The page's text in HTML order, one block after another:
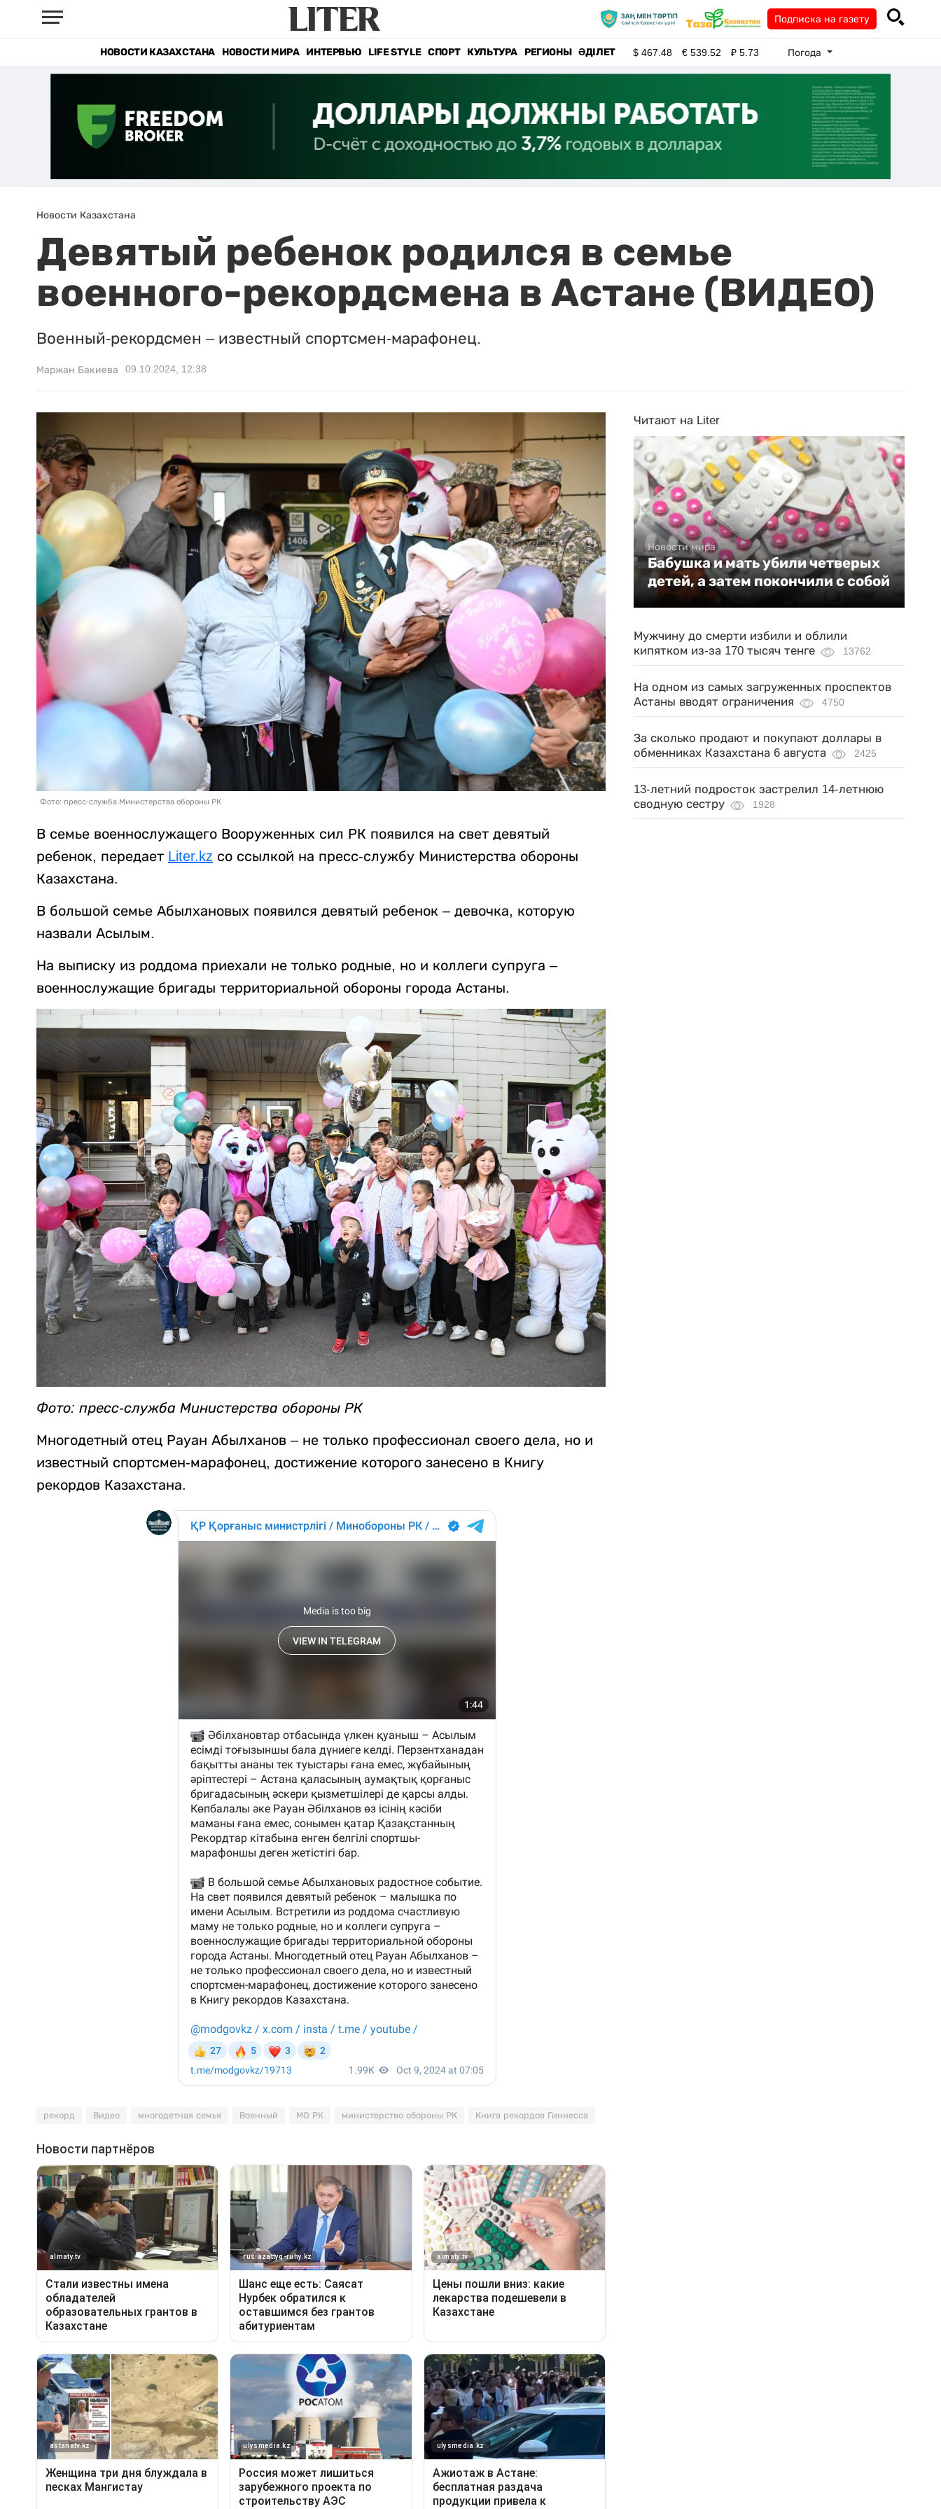
Подписка на газету
НОВОСТИ КАЗАХСТАНА НОВОСТИ МИРА ИНТЕРВЬЮ LIFE STYLE СПОРТ КУЛЬТУРА РЕГИОНЫ ӘДІЛЕТ $467.48 €539.52 ₽5.73 Погода
Новости Казахстана
Девятый ребенок родился в семье
военного-рекордсмена в Астане (ВИДЕО)
Военный-рекордсмен – известный спортсмен-марафонец.
Маржан Бакиева 09.10.2024, 12:38
Фото: пресс-служба Министерства обороны РК
В семье военнослужащего Вооруженных сил РК появился на свет девятый
ребенок, передает Liter.kz со ссылкой на пресс-службу Министерства обороны
Казахстана.
В большой семье Абылхановых появился девятый ребенок – девочка, которую
назвали Асылым.
На выписку из роддома приехали не только родные, но и коллеги супруга –
военнослужащие бригады территориальной обороны города Астаны.
Фото: пресс-служба Министерства обороны РК
Многодетный отец Рауан Абылханов – не только профессионал своего дела, но и
известный спортсмен-марафонец, достижение которого занесено в Книгу
рекордов Казахстана.
рекорд Видео многодетная семья Военный МО РК министерство обороны РК Книга рекордов Гиннесса
Читают на Liter
Новости мира
Бабушка и мать убили четверых
детей, а затем покончили с собой
Мужчину до смерти избили и облили
кипятком из-за 170 тысяч тенге
13762
На одном из самых загруженных проспектов
Астаны вводят ограничения
4750
За сколько продают и покупают доллары в
обменниках Казахстана 6 августа
2425
13-летний подросток застрелил 14-летнюю
сводную сестру
1928